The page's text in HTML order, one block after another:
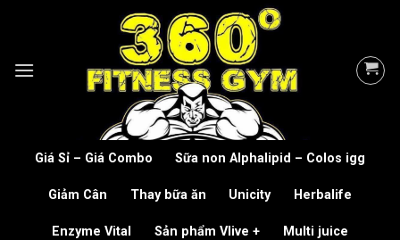
Giá Sỉ – Giá Combo Sữa non Alphalipid – Colos igg
Giảm Cân Thay bữa ăn Unicity Herbalife
Enzyme Vital Sản phẩm Vlive + Multi juice